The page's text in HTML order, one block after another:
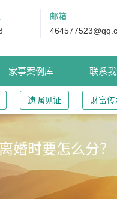
邮箱
家事案例库 联系
遗嘱见证 财富传
婚时要怎么分？